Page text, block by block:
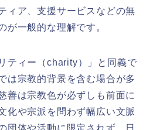
ィア、支援サービスなどの無
が一般的な理解です。
ティー（charity）」と同義で
は宗教的背景を含む場合が多
善は宗教色が必ずしも前面に
化や宗派を問わず幅広い文脈
団体や活動に限定されず、日